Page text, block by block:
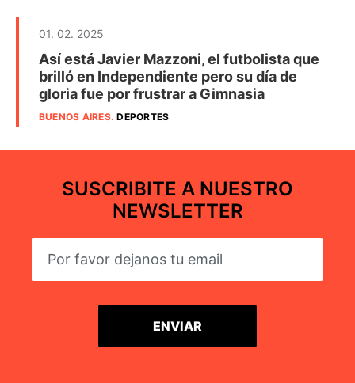
01. 02. 2025
Así está Javier Mazzoni, el futbolista que
brilló en Independiente pero su día de
gloria fue por frustrar a Gimnasia
BUENOS AIRES.DEPORTES
SUSCRIBITE A NUESTRO
NEWSLETTER